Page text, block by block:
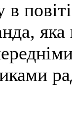
яка